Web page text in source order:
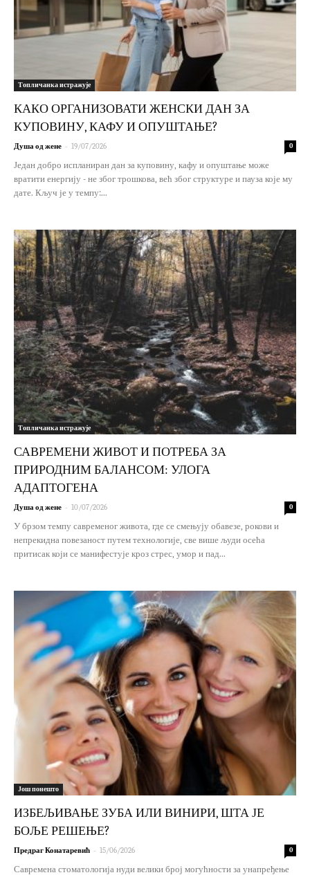
Топличанка истражује
КАКО ОРГАНИЗОВАТИ ЖЕНСКИ ДАН ЗА
КУПОВИНУ, КАФУ И ОПУШТАЊЕ?
Душа од жене - 19/07/2026 0
Један добро испланиран дан за куповину, кафу и опуштање може
вратити енергију - не због трошкова, већ због структуре и пауза које му
дате. Кључ је у темпу:...
Топличанка истражује
САВРЕМЕНИ ЖИВОТ И ПОТРЕБА ЗА
ПРИРОДНИМ БАЛАНСОМ: УЛОГА
АДАПТОГЕНА
Душа од жене - 10/07/2026 0
У брзом темпу савременог живота, где се смењују обавезе, рокови и
непрекидна повезаност путем технологије, све више људи осећа
притисак који се манифестује кроз стрес, умор и пад...
Још понешто
ИЗБЕЉИВАЊЕ ЗУБА ИЛИ ВИНИРИ, ШТА ЈЕ
БОЉЕ РЕШЕЊЕ?
Предраг Конатаревић - 15/06/2026 0
Савремена стоматологија нуди велики број могућности за унапређење